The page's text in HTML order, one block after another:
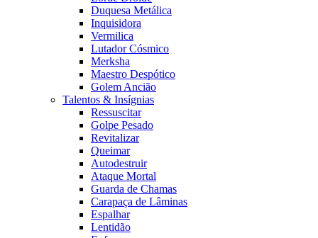
Duquesa Metálica
Inquisidora
Vermilica
Lutador Cósmico
Merksha
Maestro Despótico
Golem Ancião
Talentos & Insígnias
Ressuscitar
Golpe Pesado
Revitalizar
Queimar
Autodestruir
Ataque Mortal
Guarda de Chamas
Carapaça de Lâminas
Espalhar
Lentidão